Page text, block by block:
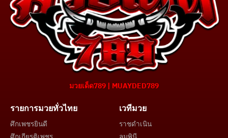
มวยเด็ด789 | MUAYDED789
รายการมวยทั่วไทย
ศึกเพชรยินดี
เวทีมวย
ราชดำเนิน